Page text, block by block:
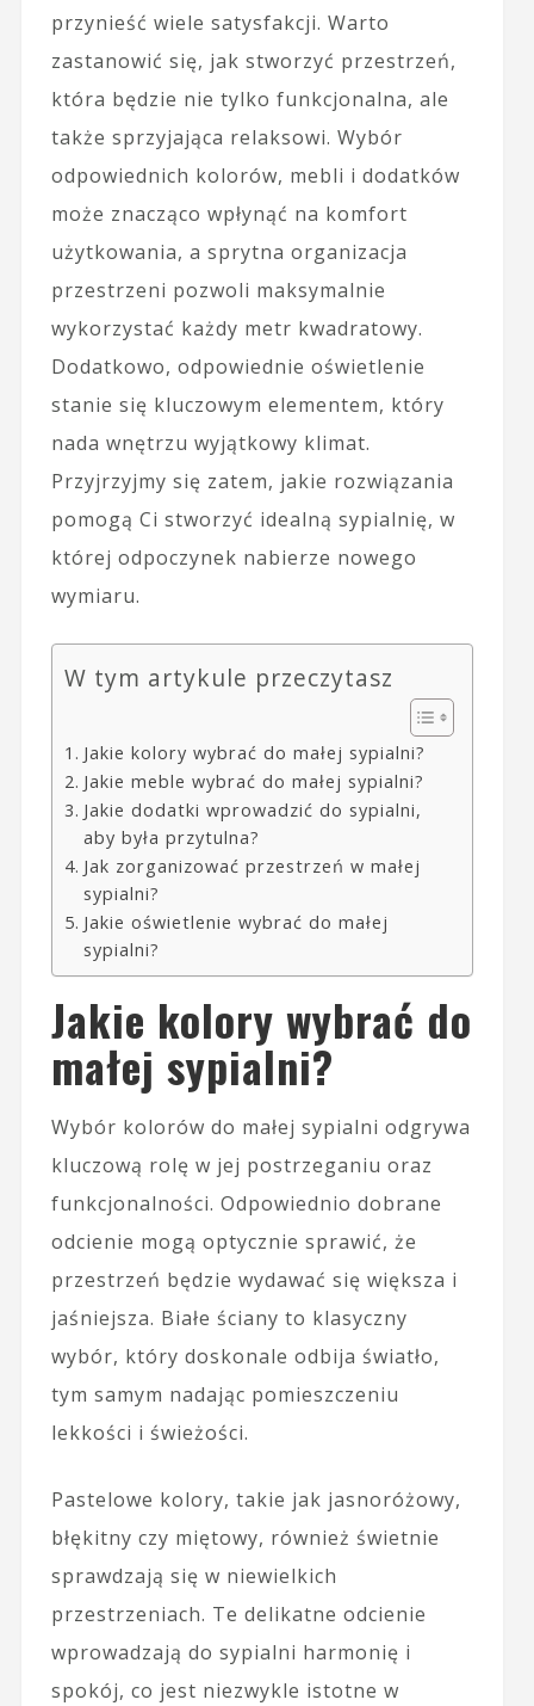
przynieść wiele satysfakcji. Warto
zastanowić się, jak stworzyć przestrzeń,
która będzie nie tylko funkcjonalna, ale
także sprzyjająca relaksowi. Wybór
odpowiednich kolorów, mebli i dodatków
może znacząco wpłynąć na komfort
użytkowania, a sprytna organizacja
przestrzeni pozwoli maksymalnie
wykorzystać każdy metr kwadratowy.
Dodatkowo, odpowiednie oświetlenie
stanie się kluczowym elementem, który
nada wnętrzu wyjątkowy klimat.
Przyjrzyjmy się zatem, jakie rozwiązania
pomogą Ci stworzyć idealną sypialnię, w
której odpoczynek nabierze nowego
wymiaru.
W tym artykule przeczytasz
Jakie kolory wybrać do małej sypialni?
Jakie meble wybrać do małej sypialni?
Jakie dodatki wprowadzić do sypialni,
aby była przytulna?
Jak zorganizować przestrzeń w małej
sypialni?
Jakie oświetlenie wybrać do małej
sypialni?
Jakie kolory wybrać do
małej sypialni?
Wybór kolorów do małej sypialni odgrywa
kluczową rolę w jej postrzeganiu oraz
funkcjonalności. Odpowiednio dobrane
odcienie mogą optycznie sprawić, że
przestrzeń będzie wydawać się większa i
jaśniejsza. Białe ściany to klasyczny
wybór, który doskonale odbija światło,
tym samym nadając pomieszczeniu
lekkości i świeżości.
Pastelowe kolory, takie jak jasnoróżowy,
błękitny czy miętowy, również świetnie
sprawdzają się w niewielkich
przestrzeniach. Te delikatne odcienie
wprowadzają do sypialni harmonię i
spokój, co jest niezwykle istotne w